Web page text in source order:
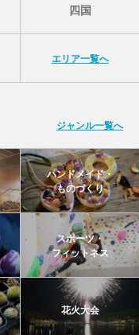
四国
エリア一覧へ
ジャンル一覧へ
ハンドメイド・
ものづくり
スポーツ・
フィットネス
花火大会